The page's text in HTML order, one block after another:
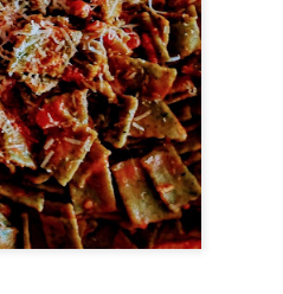
com certeza: delicioso!!
Simples assim. Olha só (receita
- canal da @oliviaviewyork)